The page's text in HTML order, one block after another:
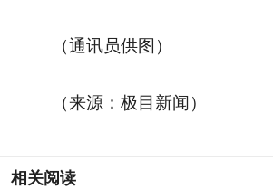
（通讯员供图）
（来源：极目新闻）
相关阅读